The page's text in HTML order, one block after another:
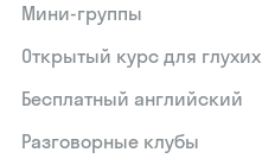
Мини-группы
Открытый курс для глухих
Бесплатный английский
Разговорные клубы